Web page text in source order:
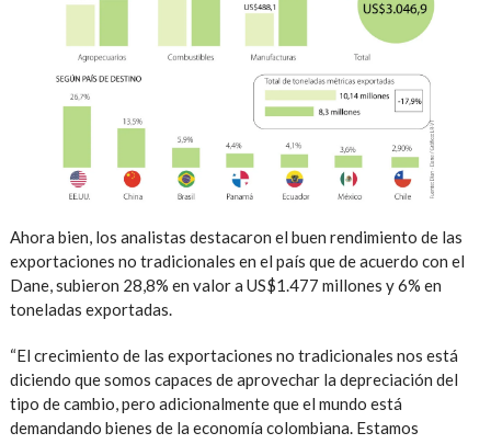
Ahora bien, los analistas destacaron el buen rendimiento de las
exportaciones no tradicionales en el país que de acuerdo con el
Dane, subieron 28,8% en valor a US$1.477 millones y 6% en
toneladas exportadas.
“El crecimiento de las exportaciones no tradicionales nos está
diciendo que somos capaces de aprovechar la depreciación del
tipo de cambio, pero adicionalmente que el mundo está
demandando bienes de la economía colombiana. Estamos